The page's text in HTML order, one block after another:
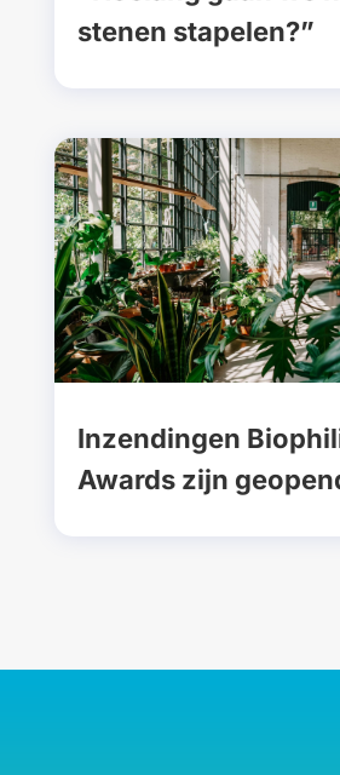
stenen stapelen?”
Inzendingen
Awards zijn